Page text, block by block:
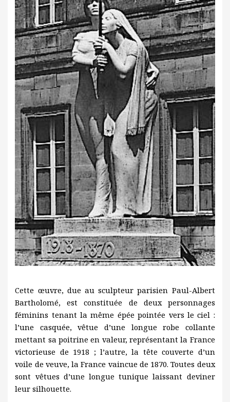
Cette œuvre, due au sculpteur parisien Paul-Albert
Bartholomé, est constituée de deux personnages
féminins tenant la même épée pointée vers le ciel :
l’une casquée, vêtue d’une longue robe collante
mettant sa poitrine en valeur, représentant la France
victorieuse de 1918 ; l’autre, la tête couverte d’un
voile de veuve, la France vaincue de 1870. Toutes deux
sont vêtues d’une longue tunique laissant deviner
leur silhouette.